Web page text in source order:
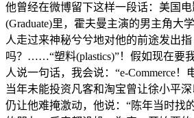
他曾经在微博留下这样一段话：美国电
(Graduate)里，霍夫曼主演的男主角大
人走过来神秘兮兮地对他的前途发出
吗？……“塑料(plastics)”！假如现在要
人说一句话，我会说：“e-Commerce！
当年未能投资凡客和淘宝曾让徐小平
仍让他难掩激动，他说：“陈年当时找